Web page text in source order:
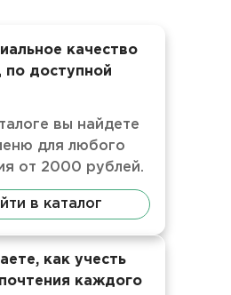
качество
по доступной
вы найдете
для любого
от 2000 рублей.
в каталог
как учесть
каждого